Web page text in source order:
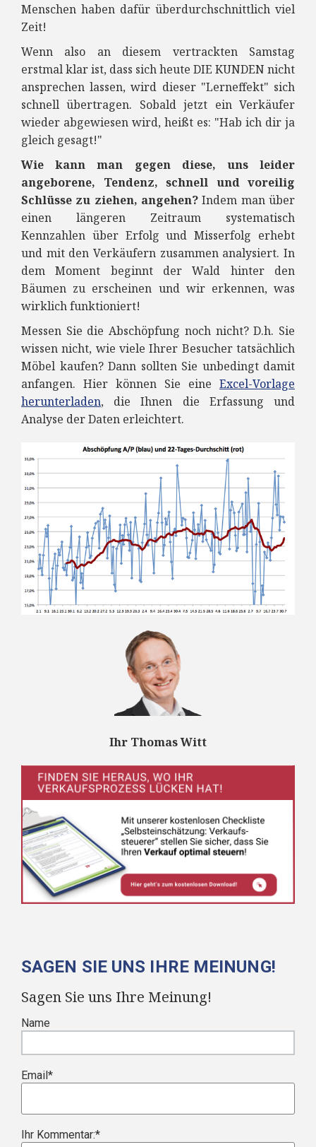
Menschen haben dafür überdurchschnittlich viel
Zeit!
Wenn also an diesem vertrackten Samstag
erstmal klar ist, dass sich heute DIE KUNDEN nicht
ansprechen lassen, wird dieser "Lerneffekt" sich
schnell übertragen. Sobald jetzt ein Verkäufer
wieder abgewiesen wird, heißt es: "Hab ich dir ja
gleich gesagt!"
Wie kann man gegen diese, uns leider
angeborene, Tendenz, schnell und voreilig
Schlüsse zu ziehen, angehen? Indem man über
einen längeren Zeitraum systematisch
Kennzahlen über Erfolg und Misserfolg erhebt
und mit den Verkäufern zusammen analysiert. In
dem Moment beginnt der Wald hinter den
Bäumen zu erscheinen und wir erkennen, was
wirklich funktioniert!
Messen Sie die Abschöpfung noch nicht? D.h. Sie
wissen nicht, wie viele Ihrer Besucher tatsächlich
Möbel kaufen? Dann sollten Sie unbedingt damit
anfangen. Hier können Sie eine Excel-Vorlage
herunterladen, die Ihnen die Erfassung und
Analyse der Daten erleichtert.
Ihr Thomas Witt
SAGEN SIE UNS IHRE MEINUNG!
Sagen Sie uns Ihre Meinung!
Name
Email*
Ihr Kommentar:*